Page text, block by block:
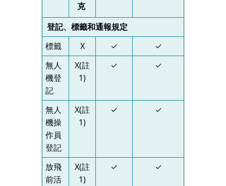
克
登記、標籤和通報規定
標籤
X ✓
✓
無人
機登
記
X(註
1)
✓ ✓
無人
機操
作員
登記
X(註
1)
✓ ✓
放飛
前活
X(註
1)
✓ ✓